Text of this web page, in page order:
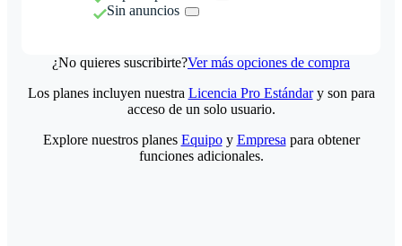
Sin anuncios
¿No quieres suscribirte?Ver más opciones de compra
Los planes incluyen nuestra Licencia Pro Estándary son para
acceso de un solo usuario.
Explore nuestros planes Equipoy Empresa para obtener
funciones adicionales.